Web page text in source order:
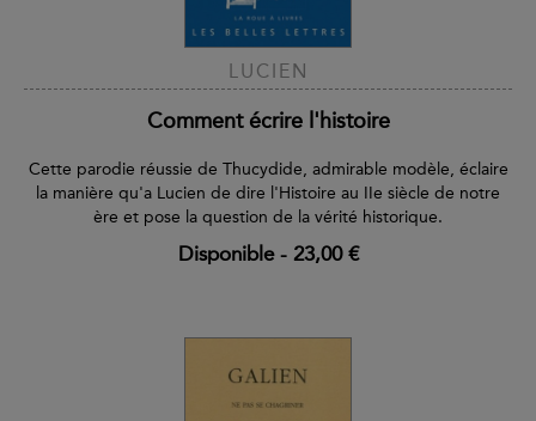
LUCIEN
Comment écrire l'histoire
Cette parodie réussie de Thucydide, admirable modèle, éclaire
la manière qu'a Lucien de dire l'Histoire au IIe siècle de notre
ère et pose la question de la vérité historique.
Disponible- 23,00 €